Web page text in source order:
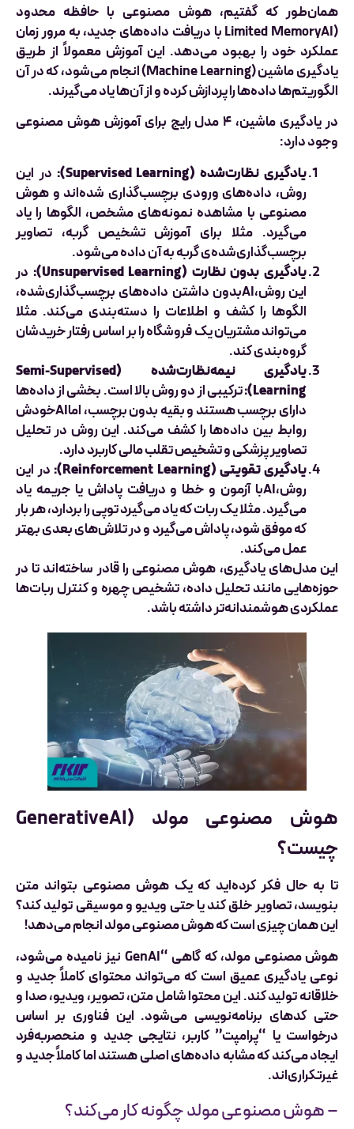
همان‌طور که گفتیم، هوش مصنوعی با حافظه محدود
(Limited MemoryAI با دریافت داده‌های جدید، به مرور زمان
عملکرد خود را بهبود می‌دهد. این آموزش معمولاً از طریق
یادگیری ماشین (Machine Learning) انجام می‌شود، که در آن
الگوریتم‌ها داده‌ها را پردازش کرده و از آن‌ها یاد می‌گیرند.
در یادگیری ماشین، ۴ مدل رایج برای آموزش هوش مصنوعی
وجود دارد:
یادگیری نظارت‌شده (Supervised Learning):
در این
روش، داده‌های ورودی برچسب‌گذاری شده‌اند و هوش
مصنوعی با مشاهده نمونه‌های مشخص، الگوها را یاد
می‌گیرد. مثلا برای آموزش تشخیص گربه، تصاویر
برچسب‌گذاری‌شده‌ی گربه به آن داده می‌شود.
یادگیری بدون نظارت (Unsupervised Learning):
در
این روش،AIبدون داشتن داده‌های برچسب‌گذاری‌شده،
الگوها را کشف و اطلاعات را دسته‌بندی می‌کند. مثلا
می‌تواند مشتریان یک فروشگاه را بر اساس رفتار خریدشان
گروه‌بندی کند.
یادگیری نیمه‌نظارت‌شده (Semi-Supervised
Learning): ترکیبی از دو روش بالا است. بخشی از داده‌ها
دارای برچسب هستند و بقیه بدون برچسب، اماAIخودش
روابط بین داده‌ها را کشف می‌کند. این روش در تحلیل
تصاویر پزشکی و تشخیص تقلب مالی کاربرد دارد.
یادگیری تقویتی (Reinforcement Learning):
در این
روش،AIبا آزمون و خطا و دریافت پاداش یا جریمه یاد
می‌گیرد. مثلا یک ربات که یاد می‌گیرد توپی را بردارد، هر بار
که موفق شود، پاداش می‌گیرد و در تلاش‌های بعدی بهتر
عمل می‌کند.
این مدل‌های یادگیری، هوش مصنوعی را قادر ساخته‌اند تا در
حوزه‌هایی مانند تحلیل داده، تشخیص چهره و کنترل ربات‌ها
عملکردی هوشمندانه‌تر داشته باشد.
هوش مصنوعی مولد (GenerativeAI
چیست؟
تا به حال فکر کرده‌اید که یک هوش مصنوعی بتواند متن
بنویسد، تصاویر خلق کند یا حتی ویدیو و موسیقی تولید کند؟
این همان چیزی است که هوش مصنوعی مولد انجام می‌دهد!
هوش مصنوعی مولد، که گاهی “GenAI نیز نامیده می‌شود،
نوعی یادگیری عمیق است که می‌تواند محتوای کاملاً جدید و
خلاقانه تولید کند. این محتوا شامل متن، تصویر، ویدیو، صدا و
حتی کدهای برنامه‌نویسی می‌شود. این فناوری بر اساس
درخواست یا “پرامپت” کاربر، نتایجی جدید و منحصربه‌فرد
ایجاد می‌کند که مشابه داده‌های اصلی هستند اما کاملاً جدید و
غیرتکراری‌اند.
– هوش مصنوعی مولد چگونه کار می‌کند؟